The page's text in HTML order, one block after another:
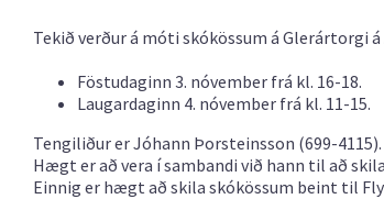
Tekið verður á móti skókössum á Glerártorgi
Föstudaginn 3. nóvember frá kl. 16-18.
Laugardaginn 4. nóvember frá kl. 11-15.
Tengiliður er Jóhann Þorsteinsson (699-4115).
Hægt er að vera í sambandi við hann til að
Einnig er hægt að skila skókössum beint til